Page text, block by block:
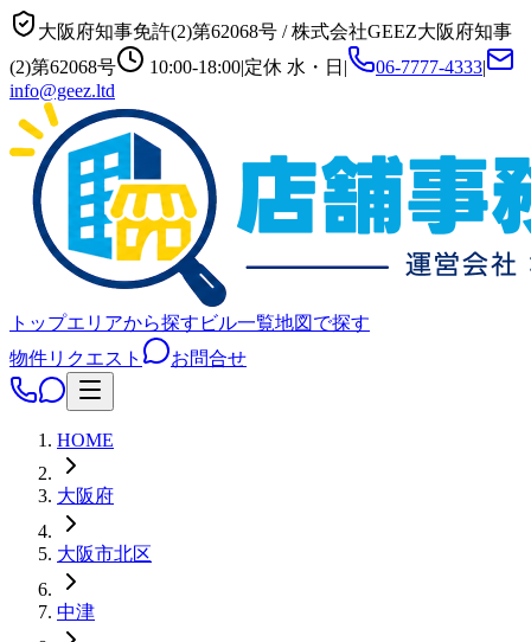
大阪府知事免許(2)第62068号 /株式会社GEEZ大阪府知事
(2)第62068号
10:00-18:00|定休 水・日 | 06-7777-4333|
info@geez.ltd
トップエリアから探す ビル一覧地図で探す
物件リクエスト
お問合せ
HOME
大阪府
大阪市北区
中津